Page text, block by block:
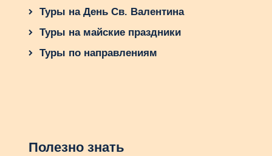
Словакия – это уникальная страна,
предлагающая сочетание природы, истории и
ли вы покататься на лыжах, исследовать
Туры на День Св. Валентина
Туры на майские праздники
Туры по направлениям
Полезно знать